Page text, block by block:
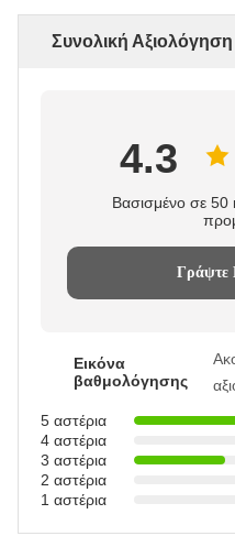
Συνολική Αξιολόγηση
4.3
Βασισμένο σε 50
Γράψτε
Εικόνα
βαθμολόγησης
5 αστέρια
4 αστέρια
3 αστέρια
2 αστέρια
1 αστέρια